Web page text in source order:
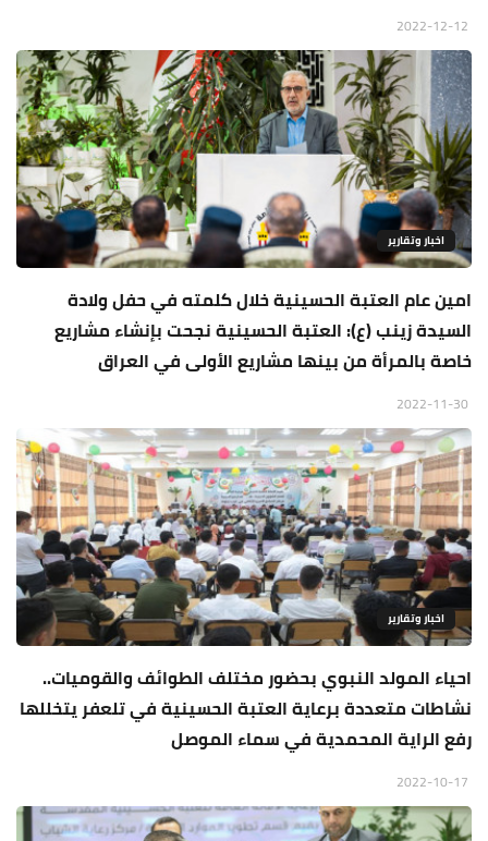
اخبار وتقارير
امين عام العتبة الحسينية خلال كلمته في حفل ولادة
السيدة زينب (ع): العتبة الحسينية نجحت بإنشاء مشاريع
خاصة بالمرأة من بينها مشاريع الأولى في العراق
اخبار وتقارير
احياء المولد النبوي بحضور مختلف الطوائف والقوميات..
نشاطات متعددة برعاية العتبة الحسينية في تلعفر يتخللها
رفع الراية المحمدية في سماء الموصل